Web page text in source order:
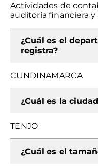
Actividades de
auditoría financiera
¿Cuál es el
registra?
CUNDINAMARCA
¿Cuál es la
TENJO
¿Cuál es el